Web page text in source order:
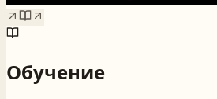
Обучение